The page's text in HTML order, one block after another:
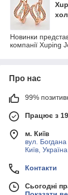
Новинки
компанії Xuping
Про нас
99%
Працює з
м. Київ
вул.
Київ, Україна
Контакти
Сьогодні